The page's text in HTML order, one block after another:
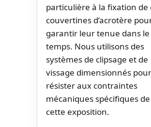
particulière à la fixation de
couvertines d’acrotère
garantir leur tenue dans le
temps. Nous utilisons des
systèmes de clipsage et de
vissage dimensionnés pour
résister aux contraintes
mécaniques spécifiques de
cette exposition.